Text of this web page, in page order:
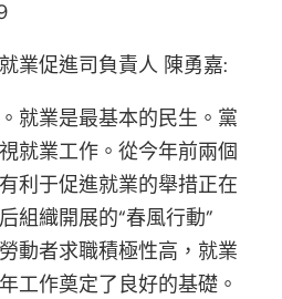
業促進司負責人 陳勇嘉:
就業是最基本的民生。黨
就業工作。從今年前兩個
利于促進就業的舉措正在
組織開展的“春風行動”
動者求職積極性高，就業
工作奠定了良好的基礎。